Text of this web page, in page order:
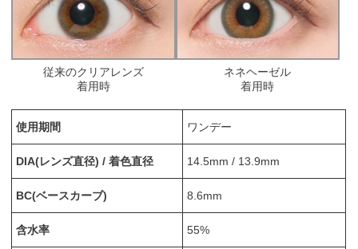
従来のクリアレンズ
着用時
ネネヘーゼル
着用時
使用期間 ワンデー
DIA(レンズ直径) / 着色直径 14.5mm / 13.9mm
BC(ベースカーブ) 8.6mm
含水率 55%